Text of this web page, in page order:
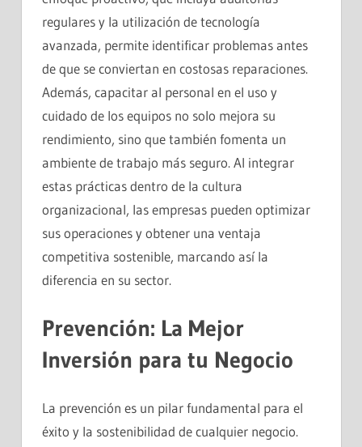
regulares y la utilización de tecnología
avanzada, permite identificar problemas antes
de que se conviertan en costosas reparaciones.
Además, capacitar al personal en el uso y
cuidado de los equipos no solo mejora su
rendimiento, sino que también fomenta un
ambiente de trabajo más seguro. Al integrar
estas prácticas dentro de la cultura
organizacional, las empresas pueden optimizar
sus operaciones y obtener una ventaja
competitiva sostenible, marcando así la
diferencia en su sector.
Prevención: La Mejor
Inversión para tu Negocio
La prevención es un pilar fundamental para el
éxito y la sostenibilidad de cualquier negocio.